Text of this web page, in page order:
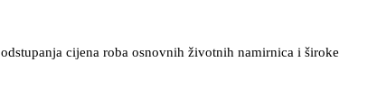
cijena roba osnovnih životnih namirnica i široke